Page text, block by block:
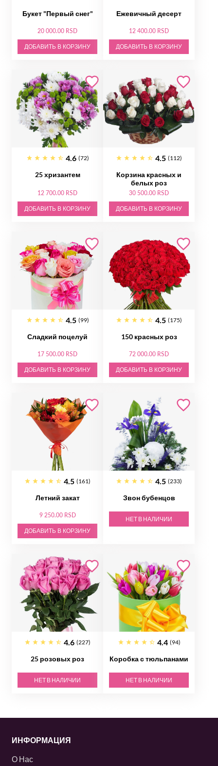
Букет "Первый снег"
20 000.00 RSD
ДОБАВИТЬ В КОРЗИНУ
Ежевичный десерт
12 400.00 RSD
ДОБАВИТЬ В КОРЗИНУ
4.6 (72)
25 хризантем
12 700.00 RSD
ДОБАВИТЬ В КОРЗИНУ
4.5 (112)
Корзина красных и
белых роз
30 500.00 RSD
ДОБАВИТЬ В КОРЗИНУ
4.5 (99)
Сладкий поцелуй
17 500.00 RSD
ДОБАВИТЬ В КОРЗИНУ
4.5 (175)
150 красных роз
72 000.00 RSD
ДОБАВИТЬ В КОРЗИНУ
4.5 (161)
Летний закат
9 250.00 RSD
ДОБАВИТЬ В КОРЗИНУ
4.5 (233)
Звон бубенцов
НЕТ В НАЛИЧИИ
4.6 (227)
25 розовых роз
НЕТ В НАЛИЧИИ
4.4 (94)
Коробка с тюльпанами
НЕТ В НАЛИЧИИ
ИНФОРМАЦИЯ
О Нас